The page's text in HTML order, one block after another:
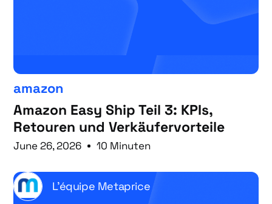
amazon
Amazon Easy Ship Teil 3: KPIs,
Retouren und Verkäufervorteile
June 26, 2026 10 Minuten
L'équipe Metaprice